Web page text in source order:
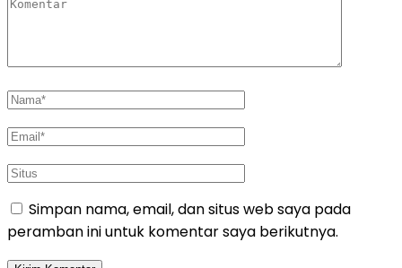
Simpan nama, email, dan situs web saya pada
peramban ini untuk komentar saya berikutnya.